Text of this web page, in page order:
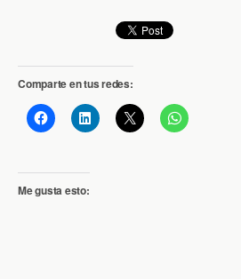
Comparte en tus redes:
Me gusta esto: